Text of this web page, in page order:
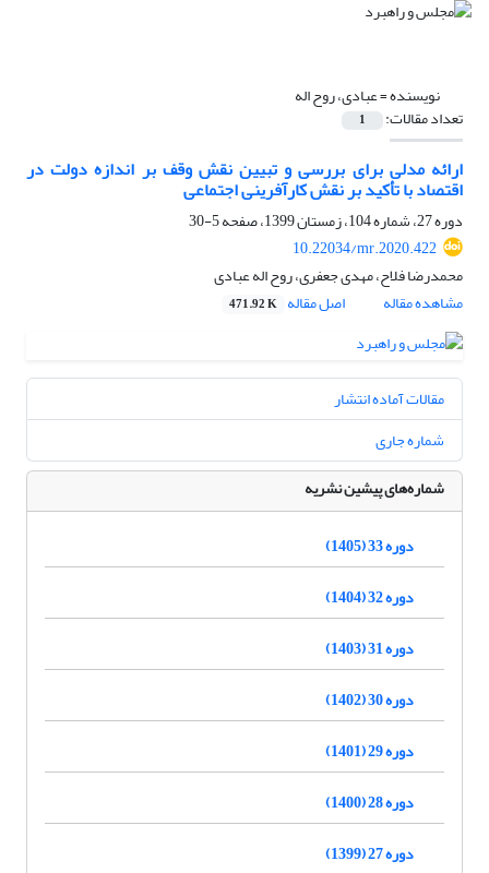
نویسنده =عبادی، روح اله
تعداد مقالات: 1
ارائه مدلی برای بررسی و تبیین نقش وقف بر اندازه دولت در
اقتصاد با تأکید بر نقش کارآفرینی اجتماعی
دوره 27، شماره 104، زمستان 1399، صفحه
5-30
10.22034/mr.2020.422
محمدرضا فلاح، مهدی جعفری، روح اله عبادی
مشاهده مقاله
اصل مقاله 471.92 K
مقالات آماده انتشار
شماره جاری
شماره‌های پیشین نشریه
دوره 33 (1405)
دوره 32 (1404)
دوره 31 (1403)
دوره 30 (1402)
دوره 29 (1401)
دوره 28 (1400)
دوره 27 (1399)